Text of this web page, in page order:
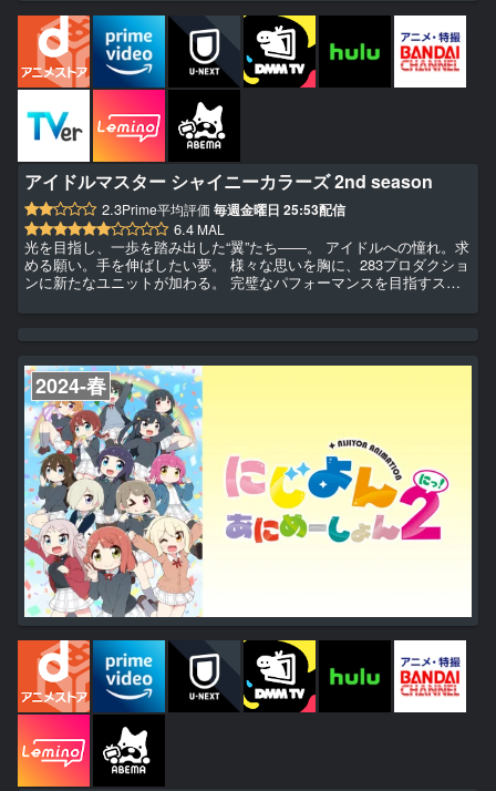
アイドルマスター シャイニーカラーズ 2nd season
2.3Prime平均評価 毎週金曜日 25:53配信
6.4 MAL
光を目指し、一歩を踏み出した“翼”たち――。 アイドルへの憧れ。求
める願い。手を伸ばしたい夢。 様々な思いを胸に、283プロダクショ
ンに新たなユニットが加わる。 完璧なパフォーマンスを目指すスト
が巻き起こす波紋が、お互いの道を照らし出す輝きとなっていく。
2024-春